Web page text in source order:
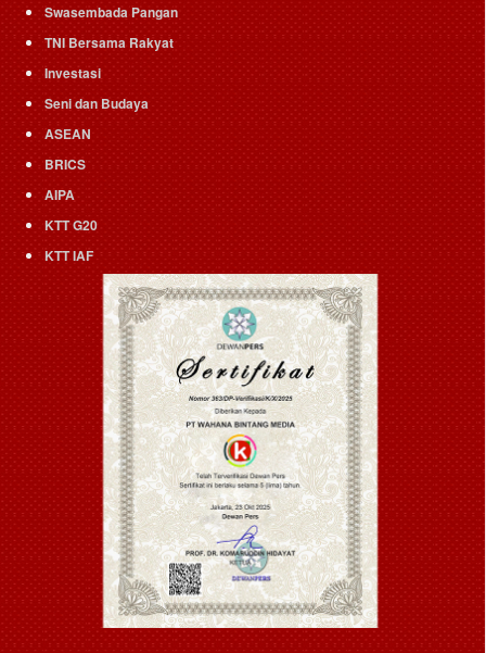
Swasembada Pangan
TNI Bersama Rakyat
Investasi
Seni dan Budaya
ASEAN
BRICS
AIPA
KTT G20
KTT IAF